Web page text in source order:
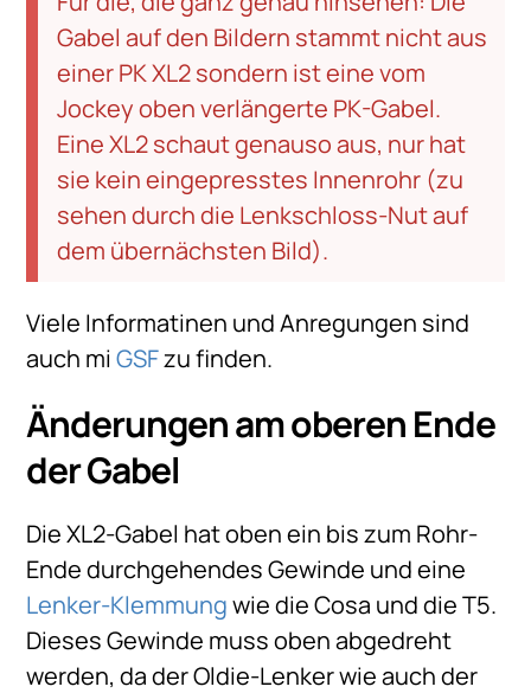
Gabel auf den Bildern stammt nicht aus
einer PK XL2 sondern ist eine vom
Jockey oben verlängerte PK-Gabel.
Eine XL2 schaut genauso aus, nur hat
sie kein eingepresstes Innenrohr (zu
sehen durch die Lenkschloss-Nut auf
dem übernächsten Bild).
Viele Informatinen und Anregungen sind
auch miGSFzu finden.
Änderungen am oberen Ende
der Gabel
Die XL2-Gabel hat oben ein bis zum Rohr-
Ende durchgehendes Gewinde und eine
Lenker-Klemmungwie die Cosa und die T5.
Dieses Gewinde muss oben abgedreht
werden, da der Oldie-Lenker wie auch der